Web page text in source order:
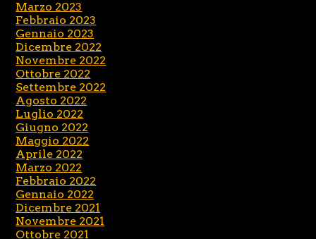
Marzo 2023
Febbraio 2023
Gennaio 2023
Dicembre 2022
Novembre 2022
Ottobre 2022
Settembre 2022
Agosto 2022
Luglio 2022
Giugno 2022
Maggio 2022
Aprile 2022
Marzo 2022
Febbraio 2022
Gennaio 2022
Dicembre 2021
Novembre 2021
Ottobre 2021